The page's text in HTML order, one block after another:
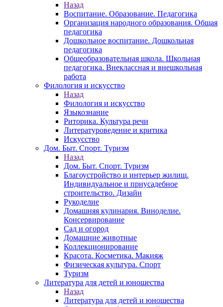
Назад
Воспитание. Образование. Педагогика
Организация народного образования. Общая
педагогика
Дошкольное воспитание. Дошкольная
педагогика
Общеобразовательная школа. Школьная
педагогика. Внеклассная и внешкольная
работа
Филология и искусство
Назад
Филология и искусство
Языкознание
Риторика. Культура речи
Литературоведение и критика
Искусство
Дом. Быт. Спорт. Туризм
Назад
Дом. Быт. Спорт. Туризм
Благоустройство и интерьер жилищ.
Индивидуальное и приусадебное
строительство. Дизайн
Рукоделие
Домашняя кулинария. Виноделие.
Консервирование
Сад и огород
Домашние животные
Коллекционирование
Красота. Косметика. Макияж
Физическая культура. Спорт
Туризм
Литература для детей и юношества
Назад
Литература для детей и юношества